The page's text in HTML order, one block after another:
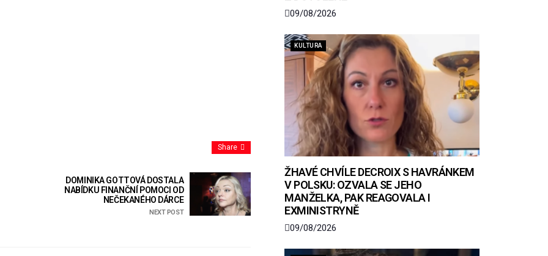
Share
DOMINIKA GOTTOVÁ DOSTALA
NABÍDKU FINANČNÍ POMOCI OD
NEČEKANÉHO DÁRCE
NEXT POST
09/08/2026
KULTURA
ŽHAVÉ CHVÍLE DECROIX S HAVRÁNKEM
V POLSKU: OZVALA SE JEHO
MANŽELKA, PAK REAGOVALA I
EXMINISTRYNĚ
09/08/2026